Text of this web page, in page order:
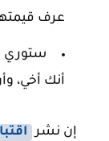
عرف
ستوري
أنك أخي،
إن نشر